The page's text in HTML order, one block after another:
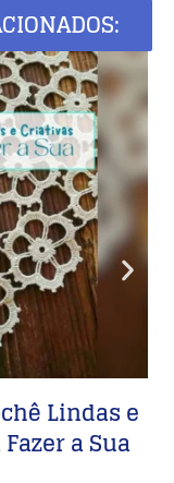
Lindas e
a Sua